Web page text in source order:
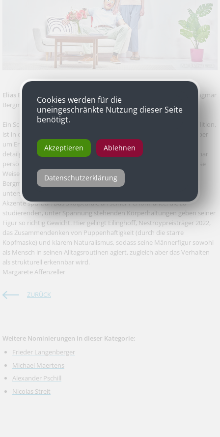
Elias Eilinghoff
als Johan in "Szenen einer Ehe" nach dem Film von Ingmar
Bergman, Volkstheater
Ein Schauspieler hinter einer Gesichtsmaske hat historisch zwar Tradition,
ist in der Praxis moderner Darstellungskunst indes selten. Geht es aber
um Entindividualisierung wie in Inszenierungen Markus Öhrns, die
detailgenau Gewalt in Beziehungen abbilden, wird der Schauspieler bar
persönlicher Mimik hinter der Maske zum Prototyp Mensch. Auf diese
Weise macht Volkstheaterschauspieler Elias Eilinghoff in Ingmar
Bergmans "Szenen einer Ehe" die Figur des Johans samt ihrer
unterschwelligen Frustration und Gewaltbereitschaft über wenige
Akzente spürbar. Das Skulpturale an seiner Performance, die zu
studierenden, unter Spannung stehenden Körperhaltungen geben seiner
Figur so richtig Gewicht. Hier gelingt Eilinghoff, Nestroypreisträger 2022,
das Zusammendenken von Puppenhaftigkeit (durch die starre
Kopfmaske) und klarem Naturalismus, sodass seine Männerfigur sowohl
als Mensch in seinen Alltagsroutinen agiert, zugleich aber das Verhalten
als strukturell erkennbar wird.
Margarete Affenzeller
ZURÜCK
Weitere Nominierungen in dieser Kategorie:
Frieder Langenberger
Michael Maertens
Alexander Pschill
Nicolas Streit
Cookies werden für die
uneingeschränkte Nutzung dieser Seite
benötigt.
Akzeptieren Ablehnen
Datenschutzerklärung